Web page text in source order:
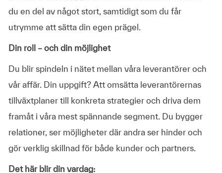
du en del av något stort, samtidigt som du får
utrymme att sätta din egen prägel.
Din roll – och din möjlighet
Du blir spindeln i nätet mellan våra leverantörer och
vår affär. Din uppgift? Att omsätta leverantörernas
tillväxtplaner till konkreta strategier och driva dem
framåt i våra mest spännande segment. Du bygger
relationer, ser möjligheter där andra ser hinder och
gör verklig skillnad för både kunder och partners.
Det här blir din vardag: